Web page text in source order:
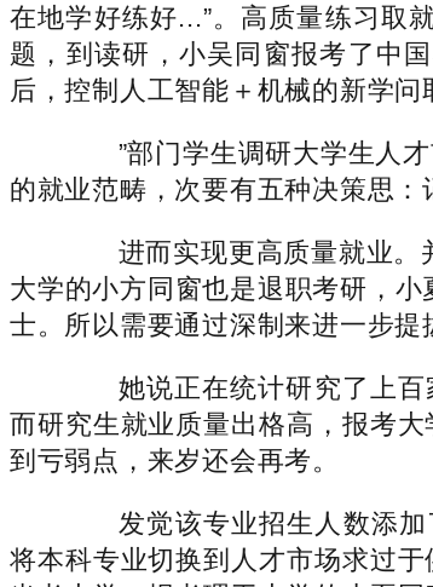
在地学好练好...”。高质量练习取
题，到读研，小吴同窗报考了中
后，控制人工智能＋机械的新学
”部门学生调研大学生人才
的就业范畴，次要有五种决策思
进而实现更高质量就业。并
大学的小方同窗也是退职考研，
士。所以需要通过深制来进一步提
她说正在统计研究了上百家
而研究生就业质量出格高，报考
到亏弱点，来岁还会再考。
发觉该专业招生人数添加
将本科专业切换到人才市场求过